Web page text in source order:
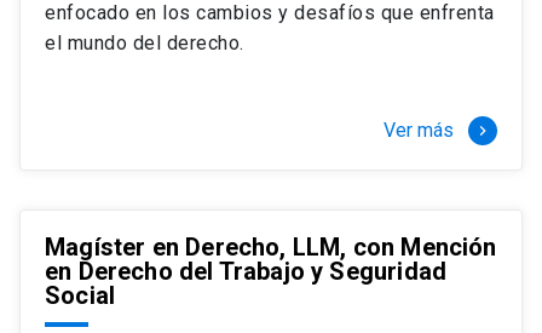
enfocado en los cambios y desafíos que enfrenta
el mundo del derecho.
Ver más keyboard_arrow_right
Magíster en Derecho, LLM, con Mención
en Derecho del Trabajo y Seguridad
Social